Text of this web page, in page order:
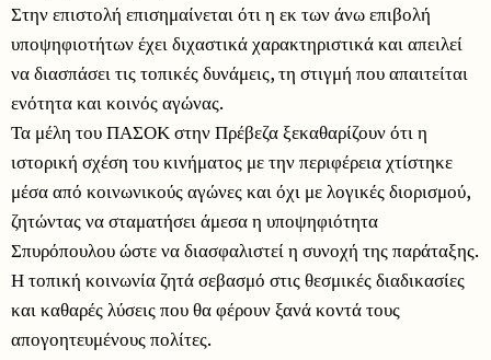
Στην επιστολή επισημαίνεται ότι η εκ των άνω επιβολή
υποψηφιοτήτων έχει διχαστικά χαρακτηριστικά και απειλεί
να διασπάσει τις τοπικές δυνάμεις, τη στιγμή που απαιτείται
ενότητα και κοινός αγώνας.
Τα μέλη του ΠΑΣΟΚ στην Πρέβεζα ξεκαθαρίζουν ότι η
ιστορική σχέση του κινήματος με την περιφέρεια χτίστηκε
μέσα από κοινωνικούς αγώνες και όχι με λογικές διορισμού,
ζητώντας να σταματήσει άμεσα η υποψηφιότητα
Σπυρόπουλου ώστε να διασφαλιστεί η συνοχή της παράταξης.
Η τοπική κοινωνία ζητά σεβασμό στις θεσμικές διαδικασίες
και καθαρές λύσεις που θα φέρουν ξανά κοντά τους
απογοητευμένους πολίτες.